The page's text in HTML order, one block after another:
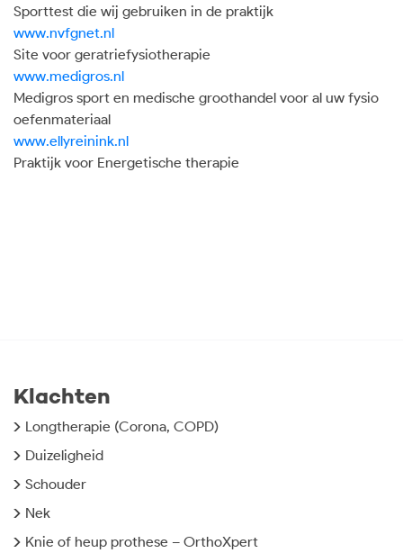
Sporttest die wij gebruiken in de praktijk
www.nvfgnet.nl
Site voor geratriefysiotherapie
www.medigros.nl
Medigros sport en medische groothandel voor al uw fysio
oefenmateriaal
www.ellyreinink.nl
Praktijk voor Energetische therapie
Klachten
Longtherapie (Corona, COPD)
Duizeligheid
Schouder
Nek
Knie of heup prothese – OrthoXpert